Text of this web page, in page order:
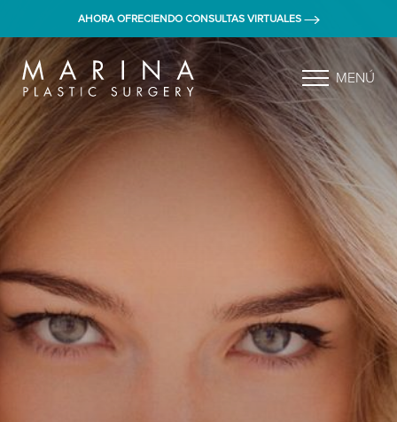
AHORA OFRECIENDO CONSULTAS VIRTUALES
MENÚ